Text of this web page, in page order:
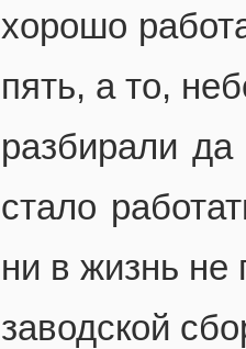
хорошо
пять, а то,
разбирали
стало
ни в жизнь
заводской